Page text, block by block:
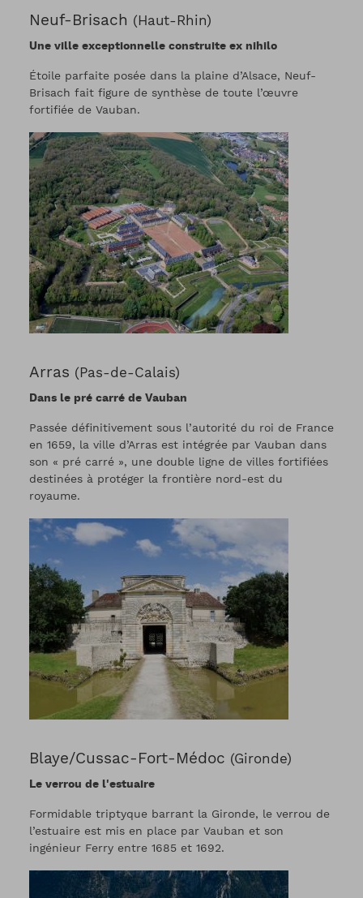
Neuf-Brisach (Haut-Rhin)
Une ville exceptionnelle construite ex nihilo
Étoile parfaite posée dans la plaine d’Alsace, Neuf-
Brisach fait figure de synthèse de toute l’œuvre
fortifiée de Vauban.
Arras (Pas-de-Calais)
Dans le pré carré de Vauban
Passée définitivement sous l’autorité du roi de France
en 1659, la ville d’Arras est intégrée par Vauban dans
son « pré carré », une double ligne de villes fortifiées
destinées à protéger la frontière nord-est du
royaume.
Blaye/Cussac-Fort-Médoc (Gironde)
Le verrou de l'estuaire
Formidable triptyque barrant la Gironde, le verrou de
l’estuaire est mis en place par Vauban et son
ingénieur Ferry entre 1685 et 1692.